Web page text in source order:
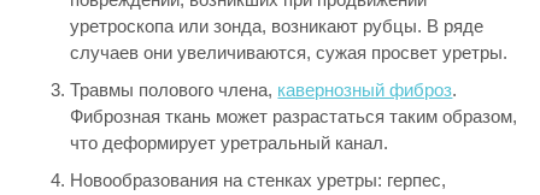
уретроскопа или зонда, возникают рубцы. В ряде
случаев они увеличиваются, сужая просвет уретры.
Травмы полового члена, кавернозный фиброз.
Фиброзная ткань может разрастаться таким образом,
что деформирует уретральный канал.
Новообразования на стенках уретры: герпес,